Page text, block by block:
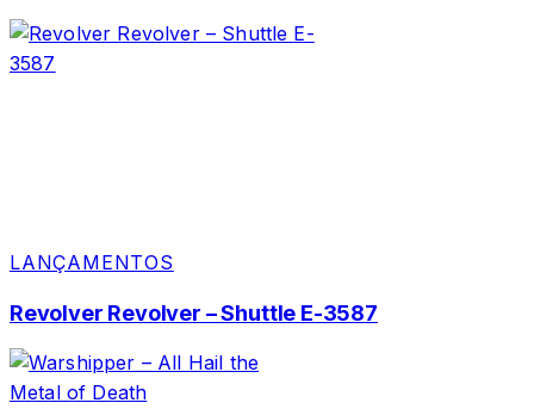
LANÇAMENTOS
Revolver Revolver – Shuttle E-3587